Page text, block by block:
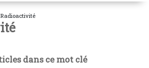
dans ce mot clé